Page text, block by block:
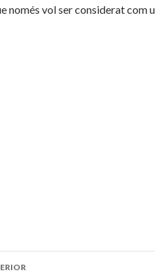
només vol ser considerat com